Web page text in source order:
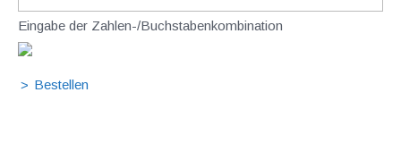
Eingabe der Zahlen-/Buchstabenkombination